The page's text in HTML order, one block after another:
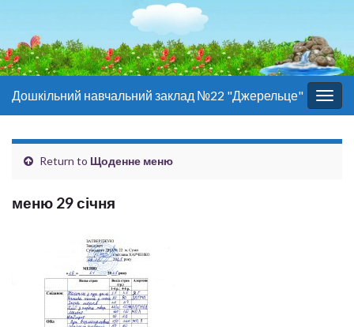
Дошкільний навчальний заклад №22 "Джерельце"
Return to Щоденне меню
меню 29 січня